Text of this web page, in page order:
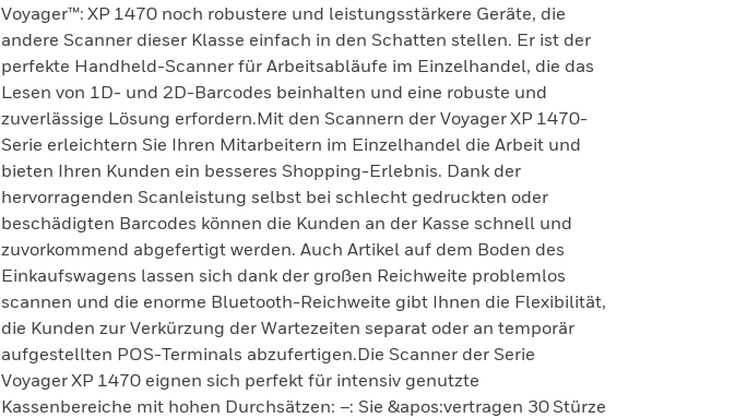
Voyager™: XP 1470 noch robustere und leistungsstärkere Geräte, die
andere Scanner dieser Klasse einfach in den Schatten stellen. Er ist der
perfekte Handheld-Scanner für Arbeitsabläufe im Einzelhandel, die das
Lesen von 1D- und 2D-Barcodes beinhalten und eine robuste und
zuverlässige Lösung erfordern.Mit den Scannern der Voyager XP 1470-
Serie erleichtern Sie Ihren Mitarbeitern im Einzelhandel die Arbeit und
bieten Ihren Kunden ein besseres Shopping-Erlebnis. Dank der
hervorragenden Scanleistung selbst bei schlecht gedruckten oder
beschädigten Barcodes können die Kunden an der Kasse schnell und
zuvorkommend abgefertigt werden. Auch Artikel auf dem Boden des
Einkaufswagens lassen sich dank der großen Reichweite problemlos
scannen und die enorme Bluetooth-Reichweite gibt Ihnen die Flexibilität,
die Kunden zur Verkürzung der Wartezeiten separat oder an temporär
aufgestellten POS-Terminals abzufertigen.Die Scanner der Serie
Voyager XP 1470 eignen sich perfekt für intensiv genutzte
Kassenbereiche mit hohen Durchsätzen: –: Sie &apos:vertragen 30 Stürze